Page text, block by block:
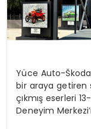
Yüce Auto-
bir araya getiren
çıkmış eserleri
Deneyim